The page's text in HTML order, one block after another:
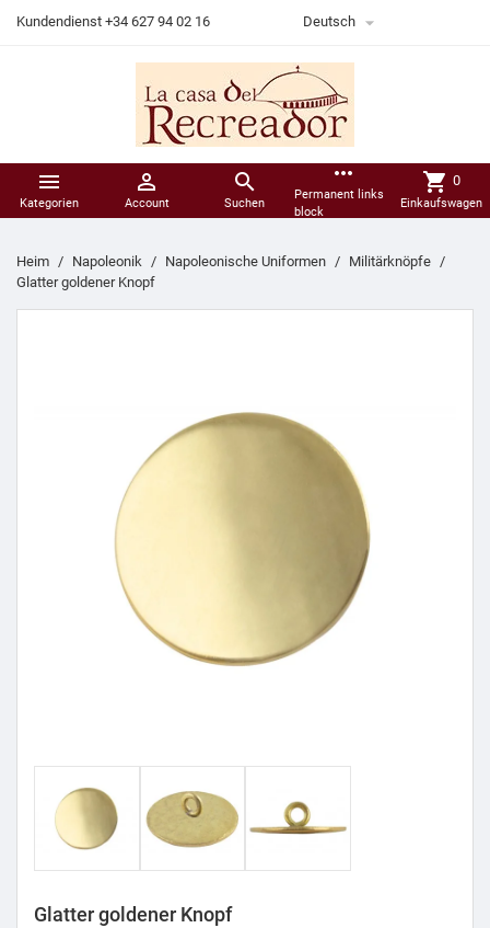
Kundendienst +34 627 94 02 16 Deutsch 

Kategorien

Account

Suchen
more_horiz
Permanent links
block
shopping_cart 0
Einkaufswagen
Heim Napoleonik Napoleonische Uniformen
Militärknöpfe
Glatter goldener Knopf
Glatter goldener Knopf